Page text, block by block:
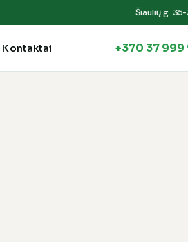
Šiaulių g.
Kontaktai +370 37 999